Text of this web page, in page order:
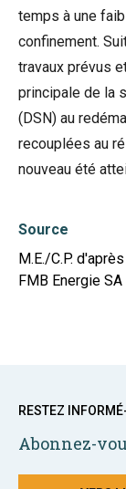
temps à une
confinement.
travaux prévus
principale de la
(DSN) au
recouplées au
nouveau été
Source
M.E./C.P.
FMB Energie
RESTEZ
Abonnez-